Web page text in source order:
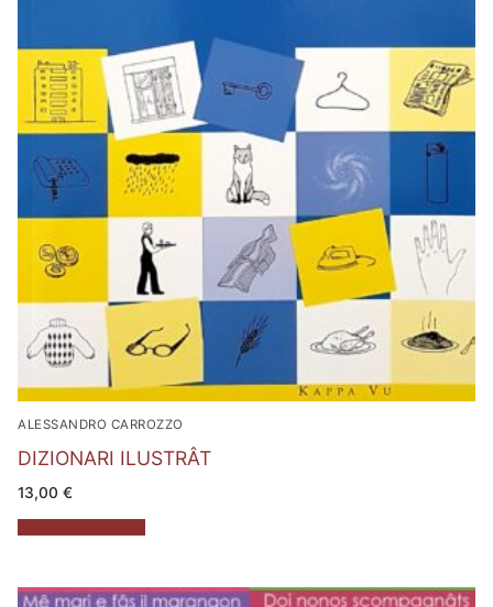
ALESSANDRO CARROZZO
DIZIONARI ILUSTRÂT
13,00 €